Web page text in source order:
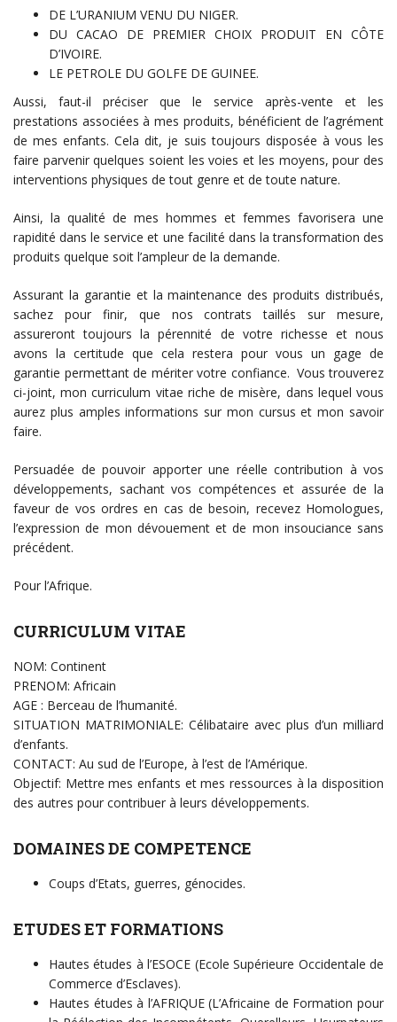
DE L’URANIUM VENU DU NIGER.
DU CACAO DE PREMIER CHOIX PRODUIT EN CÔTE
D’IVOIRE.
LE PETROLE DU GOLFE DE GUINEE.
Aussi, faut-il préciser que le service après-vente et les
prestations associées à mes produits, bénéficient de l’agrément
de mes enfants. Cela dit, je suis toujours disposée à vous les
faire parvenir quelques soient les voies et les moyens, pour des
interventions physiques de tout genre et de toute nature.
Ainsi, la qualité de mes hommes et femmes favorisera une
rapidité dans le service et une facilité dans la transformation des
produits quelque soit l’ampleur de la demande.
Assurant la garantie et la maintenance des produits distribués,
sachez pour finir, que nos contrats taillés sur mesure,
assureront toujours la pérennité de votre richesse et nous
avons la certitude que cela restera pour vous un gage de
garantie permettant de mériter votre confiance. Vous trouverez
ci-joint, mon curriculum vitae riche de misère, dans lequel vous
aurez plus amples informations sur mon cursus et mon savoir
faire.
Persuadée de pouvoir apporter une réelle contribution à vos
développements, sachant vos compétences et assurée de la
faveur de vos ordres en cas de besoin, recevez Homologues,
l’expression de mon dévouement et de mon insouciance sans
précédent.
Pour l’Afrique.
CURRICULUM VITAE
NOM: Continent
PRENOM: Africain
AGE : Berceau de l’humanité.
SITUATION MATRIMONIALE: Célibataire avec plus d’un milliard
d’enfants.
CONTACT: Au sud de l’Europe, à l’est de l’Amérique.
Objectif: Mettre mes enfants et mes ressources à la disposition
des autres pour contribuer à leurs développements.
DOMAINES DE COMPETENCE
Coups d’Etats, guerres, génocides.
ETUDES ET FORMATIONS
Hautes études à l’ESOCE (Ecole Supérieure Occidentale de
Commerce d’Esclaves).
Hautes études à l’AFRIQUE (L’Africaine de Formation pour